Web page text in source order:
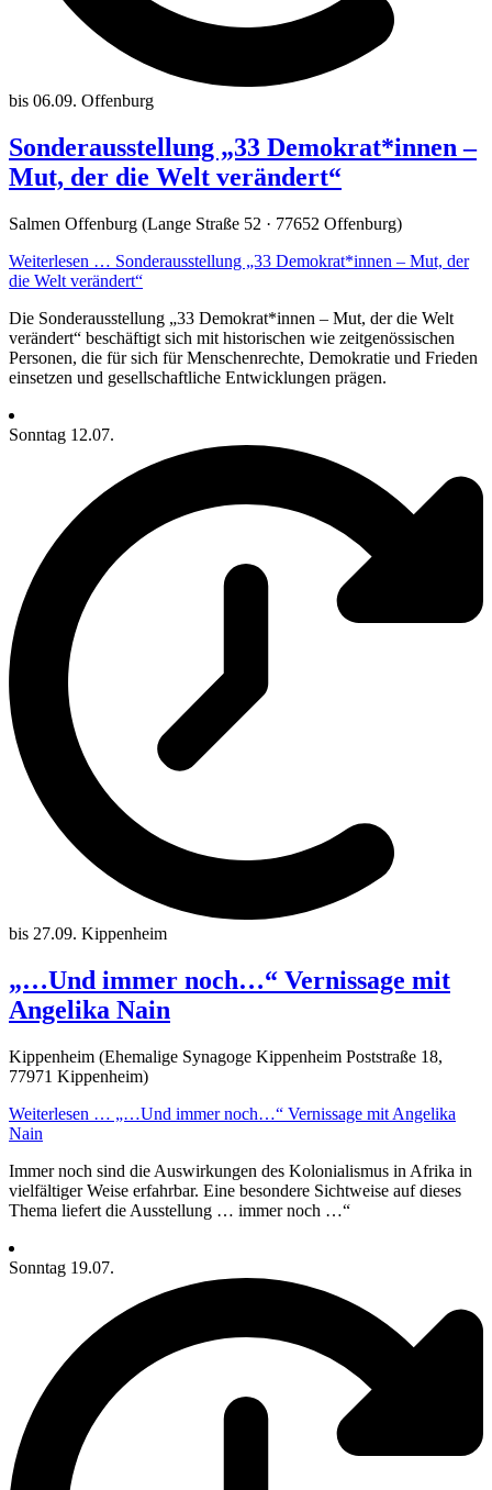
bis 06.09. Offenburg
Sonderausstellung „33 Demokrat*innen –
Mut, der die Welt verändert“
Salmen Offenburg (Lange Straße 52 · 77652 Offenburg)
Weiterlesen … Sonderausstellung „33 Demokrat*innen – Mut, der
die Welt verändert“
Die Sonderausstellung „33 Demokrat*innen – Mut, der die Welt
verändert“ beschäftigt sich mit historischen wie zeitgenössischen
Personen, die für sich für Menschenrechte, Demokratie und Frieden
einsetzen und gesellschaftliche Entwicklungen prägen.
Sonntag 12.07.
bis 27.09. Kippenheim
„…Und immer noch…“ Vernissage mit
Angelika Nain
Kippenheim (Ehemalige Synagoge Kippenheim Poststraße 18,
77971 Kippenheim)
Weiterlesen … „…Und immer noch…“ Vernissage mit Angelika
Nain
Immer noch sind die Auswirkungen des Kolonialismus in Afrika in
vielfältiger Weise erfahrbar. Eine besondere Sichtweise auf dieses
Thema liefert die Ausstellung … immer noch …“
Sonntag 19.07.